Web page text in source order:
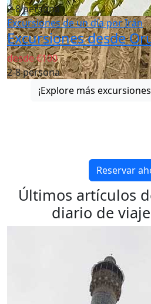
2-8 persona
Excursiones de un día por Irán
Excursiones desde
desde €100
2-8 persona
¡Explore más
Reservar
Últimos artículos
diario de